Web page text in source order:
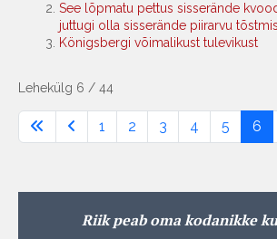
See lõpmatu pettus sisserände
juttugi olla sisserände piirarvu
Königsbergi võimalikust tulevikust
Lehekülg 6 / 44
1 2 3 4 5 6
Riik peab oma kodanikke